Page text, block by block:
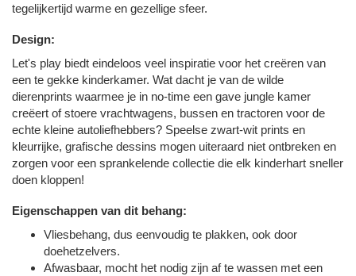
tegelijkertijd warme en gezellige sfeer.
Design:
Let's play biedt eindeloos veel inspiratie voor het creëren van
een te gekke kinderkamer. Wat dacht je van de wilde
dierenprints waarmee je in no-time een gave jungle kamer
creëert of stoere vrachtwagens, bussen en tractoren voor de
echte kleine autoliefhebbers? Speelse zwart-wit prints en
kleurrijke, grafische dessins mogen uiteraard niet ontbreken en
zorgen voor een sprankelende collectie die elk kinderhart sneller
doen kloppen!
Eigenschappen van dit behang:
Vliesbehang, dus eenvoudig te plakken, ook door
doehetzelvers.
Afwasbaar, mocht het nodig zijn af te wassen met een